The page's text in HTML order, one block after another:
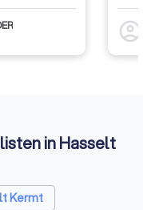
account_circle
in Hasselt
Kermt